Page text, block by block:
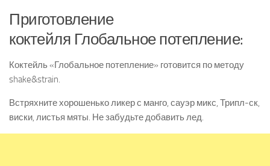
Приготовление
коктейля Глобальное потепление:
Коктейль «Глобальное потепление» готовится по методу
shake&strain.
Встряхните хорошенько ликер с манго, сауэр микс, Трипл-ск,
виски, листья мяты. Не забудьте добавить лед.